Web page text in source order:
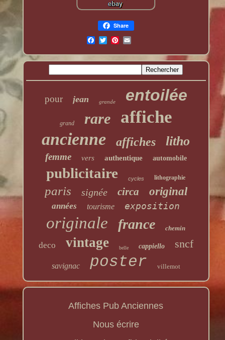
Share
pour jean grande entoilée
grand rare affiche
ancienne affiches litho
femme vers authentique automobile
publicitaire cycles lithographie
paris signée circa original
années tourisme exposition
originale france chemin
deco vintage belle cappiello sncf
savignac poster villemot
Affiches Pub Anciennes
Nous écrire